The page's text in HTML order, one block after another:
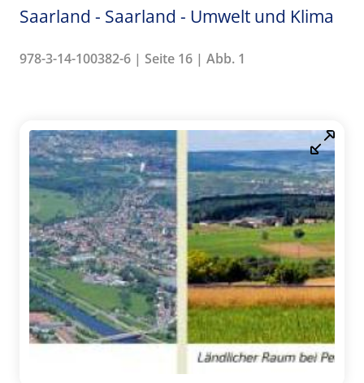
Saarland - Saarland - Umwelt und Klima
978-3-14-100382-6 | Seite 16 | Abb. 1